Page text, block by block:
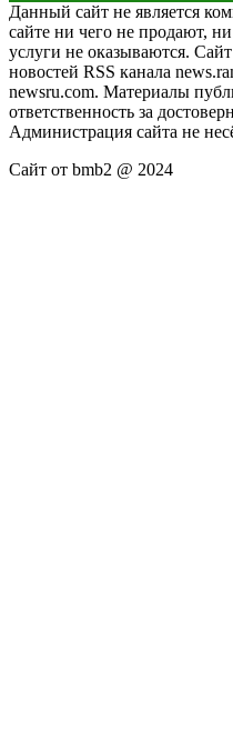
Данный сайт не является
сайте ни чего не продают,
услуги не оказываются.
новостей RSS канала
newsru.com. Материалы
ответственность за
Администрация сайта не
Сайт от bmb2 @ 2024